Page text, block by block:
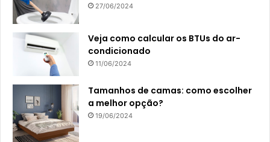
27/06/2024
Veja como calcular os BTUs do ar-
condicionado
11/06/2024
Tamanhos de camas: como escolher
a melhor opção?
19/06/2024